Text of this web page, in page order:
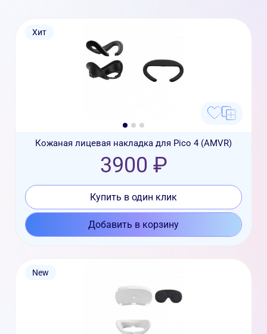
Хит
Кожаная лицевая накладка для Pico 4 (AMVR)
3900 ₽
Купить в один клик
Добавить в корзину
New